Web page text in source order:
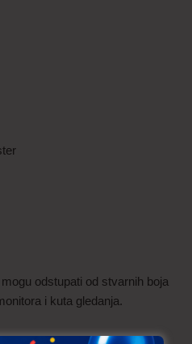
odstupati od stvarnih boja
i kuta gledanja.